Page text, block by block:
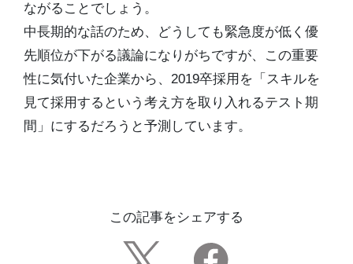
ながることでしょう。
中長期的な話のため、どうしても緊急度が低く優
先順位が下がる議論になりがちですが、この重要
性に気付いた企業から、2019卒採用を「スキルを
見て採用するという考え方を取り入れるテスト期
間」にするだろうと予測しています。
この記事をシェアする